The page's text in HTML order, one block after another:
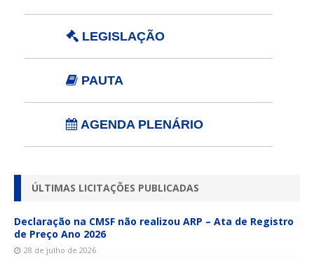
LEGISLAÇÃO
PAUTA
AGENDA PLENÁRIO
ÚLTIMAS LICITAÇÕES PUBLICADAS
Declaração na CMSF não realizou ARP – Ata de Registro
de Preço Ano 2026
28 de julho de 2026